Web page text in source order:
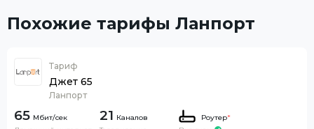
Похожие тарифы Ланпорт
Тариф
Джет 65
Ланпорт
65 21 Каналов
Роутер*